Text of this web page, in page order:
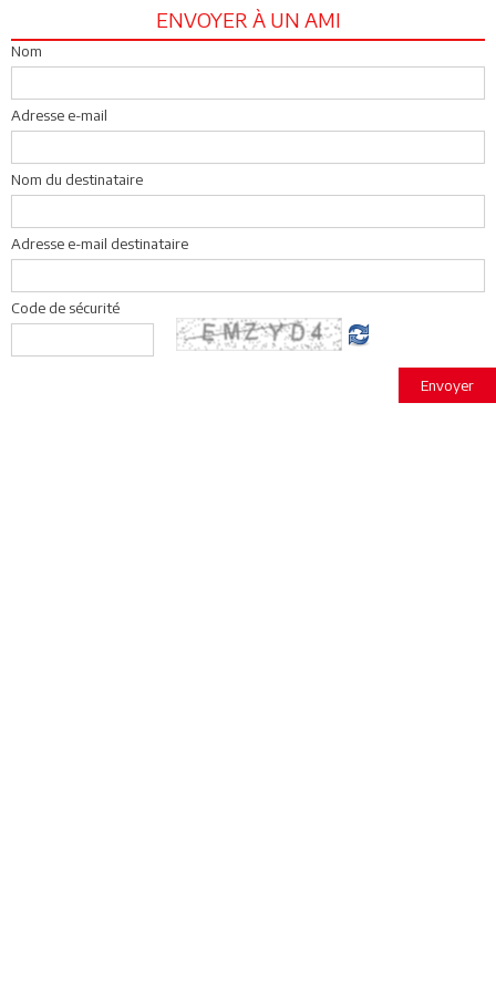
ENVOYER À UN AMI
Nom
Adresse e-mail
Nom du destinataire
Adresse e-mail destinataire
Code de sécurité
Envoyer